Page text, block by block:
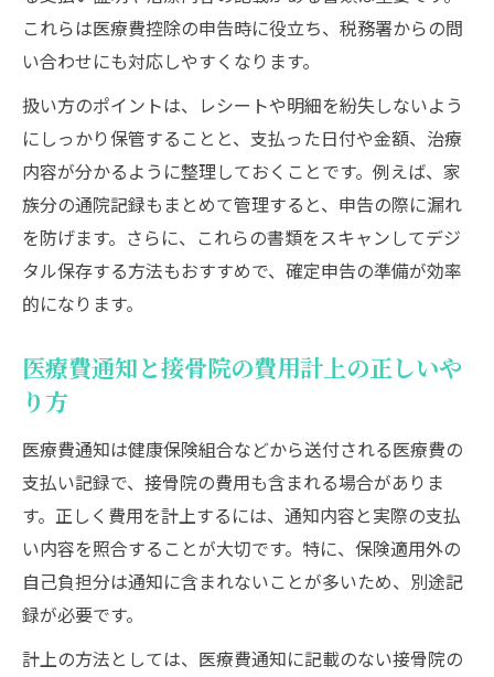
これらは医療費控除の申告時に役立ち、税務署からの問
い合わせにも対応しやすくなります。
扱い方のポイントは、レシートや明細を紛失しないよう
にしっかり保管することと、支払った日付や金額、治療
内容が分かるように整理しておくことです。例えば、家
族分の通院記録もまとめて管理すると、申告の際に漏れ
を防げます。さらに、これらの書類をスキャンしてデジ
タル保存する方法もおすすめで、確定申告の準備が効率
的になります。
医療費通知と接骨院の費用計上の正しいや
り方
医療費通知は健康保険組合などから送付される医療費の
支払い記録で、接骨院の費用も含まれる場合がありま
す。正しく費用を計上するには、通知内容と実際の支払
い内容を照合することが大切です。特に、保険適用外の
自己負担分は通知に含まれないことが多いため、別途記
録が必要です。
計上の方法としては、医療費通知に記載のない接骨院の